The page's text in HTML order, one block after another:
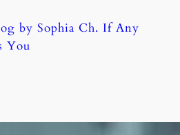
by Sophia Ch. If Any
You